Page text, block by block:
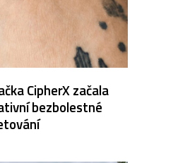
CipherX začala
bezbolestné